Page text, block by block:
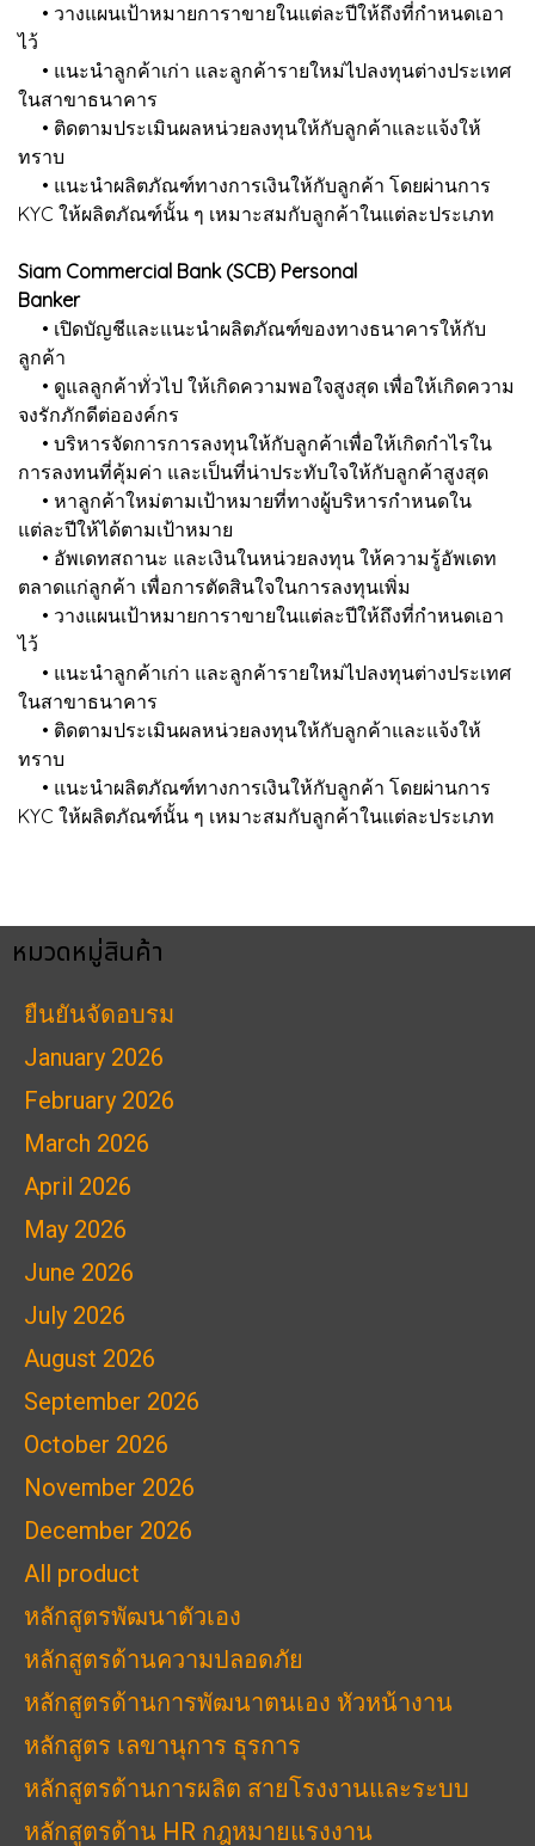
• วางแผนเป้าหมายการาขายในแต่ละปีให้ถึงที่กำหนดเอา
ไว้
• แนะนำลูกค้าเก่า และลูกค้ารายใหม่ไปลงทุนต่างประเทศ
ในสาขาธนาคาร
• ติดตามประเมินผลหน่วยลงทุนให้กับลูกค้าและแจ้งให้
ทราบ
• แนะนำผลิตภัณฑ์ทางการเงินให้กับลูกค้า โดยผ่านการ
KYC ให้ผลิตภัณฑ์นั้น ๆ เหมาะสมกับลูกค้าในแต่ละประเภท
Siam Commercial Bank (SCB) Personal
Banker
• เปิดบัญชีและแนะนำผลิตภัณฑ์ของทางธนาคารให้กับ
ลูกค้า
• ดูแลลูกค้าทั่วไป ให้เกิดความพอใจสูงสุด เพื่อให้เกิดความ
จงรักภักดีต่อองค์กร
• บริหารจัดการการลงทุนให้กับลูกค้าเพื่อให้เกิดกำไรใน
การลงทนที่คุ้มค่า และเป็นที่น่าประทับใจให้กับลูกค้าสูงสุด
• หาลูกค้าใหม่ตามเป้าหมายที่ทางผู้บริหารกำหนดใน
แต่ละปีให้ได้ตามเป้าหมาย
• อัพเดทสถานะ และเงินในหน่วยลงทุน ให้ความรู้อัพเดท
ตลาดแก่ลูกค้า เพื่อการตัดสินใจในการลงทุนเพิ่ม
• วางแผนเป้าหมายการาขายในแต่ละปีให้ถึงที่กำหนดเอา
ไว้
• แนะนำลูกค้าเก่า และลูกค้ารายใหม่ไปลงทุนต่างประเทศ
ในสาขาธนาคาร
• ติดตามประเมินผลหน่วยลงทุนให้กับลูกค้าและแจ้งให้
ทราบ
• แนะนำผลิตภัณฑ์ทางการเงินให้กับลูกค้า โดยผ่านการ
KYC ให้ผลิตภัณฑ์นั้น ๆ เหมาะสมกับลูกค้าในแต่ละประเภท
หมวดหมู่สินค้า
ยืนยันจัดอบรม
January 2026
February 2026
March 2026
April 2026
May 2026
June 2026
July 2026
August 2026
September 2026
October 2026
November 2026
December 2026
All product
หลักสูตรพัฒนาตัวเอง
หลักสูตรด้านความปลอดภัย
หลักสูตรด้านการพัฒนาตนเอง หัวหน้างาน
หลักสูตร เลขานุการ ธุรการ
หลักสูตรด้านการผลิต สายโรงงานและระบบ
หลักสูตรด้าน HR กฎหมายแรงงาน